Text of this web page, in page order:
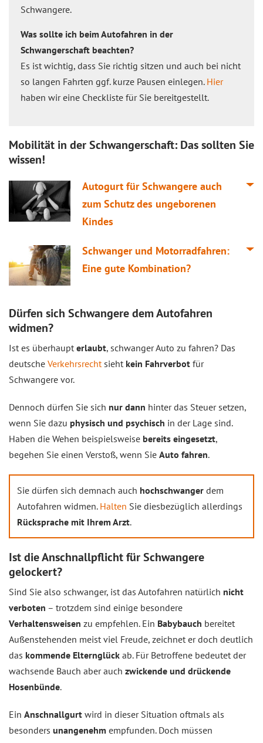
Schwangere.
Was sollte ich beim Autofahren in der
Schwangerschaft beachten?
Es ist wichtig, dass Sie richtig sitzen und auch bei nicht
so langen Fahrten ggf. kurze Pausen einlegen. Hier
haben wir eine Checkliste für Sie bereitgestellt.
Mobilität in der Schwangerschaft: Das sollten Sie
wissen!
Autogurt für Schwangere auch
zum Schutz des ungeborenen
Kindes
Schwanger und Motorradfahren:
Eine gute Kombination?
Dürfen sich Schwangere dem Autofahren
widmen?
Ist es überhaupt erlaubt, schwanger Auto zu fahren? Das
deutsche Verkehrsrechtsieht kein Fahrverbot für
Schwangere vor.
Dennoch dürfen Sie sich nur dann hinter das Steuer setzen,
wenn Sie dazu physisch und psychisch in der Lage sind.
Haben die Wehen beispielsweise bereits eingesetzt,
begehen Sie einen Verstoß, wenn Sie Auto fahren.
Sie dürfen sich demnach auch hochschwanger dem
Autofahren widmen. Halten Sie diesbezüglich allerdings
Rücksprache mit Ihrem Arzt.
Ist die Anschnallpflicht für Schwangere
gelockert?
Sind Sie also schwanger, ist das Autofahren natürlich nicht
verboten – trotzdem sind einige besondere
Verhaltensweisen zu empfehlen. Ein Babybauch bereitet
Außenstehenden meist viel Freude, zeichnet er doch deutlich
das kommende Elternglück ab. Für Betroffene bedeutet der
wachsende Bauch aber auch zwickende und drückende
Hosenbünde.
Ein Anschnallgurt wird in dieser Situation oftmals als
besonders unangenehm empfunden. Doch müssen